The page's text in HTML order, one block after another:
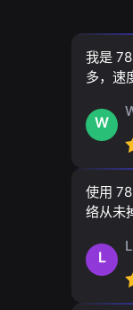
我是
多，速
W
使用
络从未
L